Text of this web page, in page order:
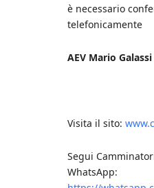
è necessario
telefonicamente
AEV Mario
Visita il sito:
Segui
WhatsApp: